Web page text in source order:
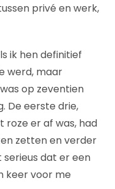
privé en werk,
ik hen definitief
werd, maar
op zeventien
De eerste drie,
roze er af was, had
zetten en verder
serieus dat er een
keer voor me